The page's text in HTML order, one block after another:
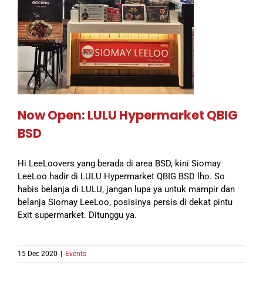
Now Open: LULU Hypermarket QBIG
BSD
Hi LeeLoovers yang berada di area BSD, kini Siomay
LeeLoo hadir di LULU Hypermarket QBIG BSD lho. So
habis belanja di LULU, jangan lupa ya untuk mampir dan
belanja Siomay LeeLoo, posisinya persis di dekat pintu
Exit supermarket. Ditunggu ya.
15 Dec 2020 Events